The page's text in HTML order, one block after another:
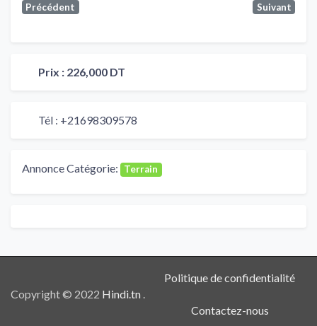
Précédent Suivant
Prix : 226,000 DT
Tél : +21698309578
Annonce Catégorie: Terrain
Copyright © 2022 Hindi.tn .
Politique de confidentialité
Contactez-nous